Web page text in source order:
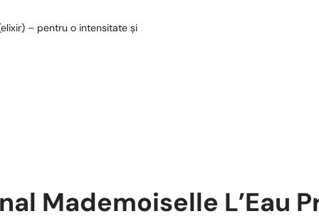
– pentru o intensitate și
Mademoiselle L’Eau